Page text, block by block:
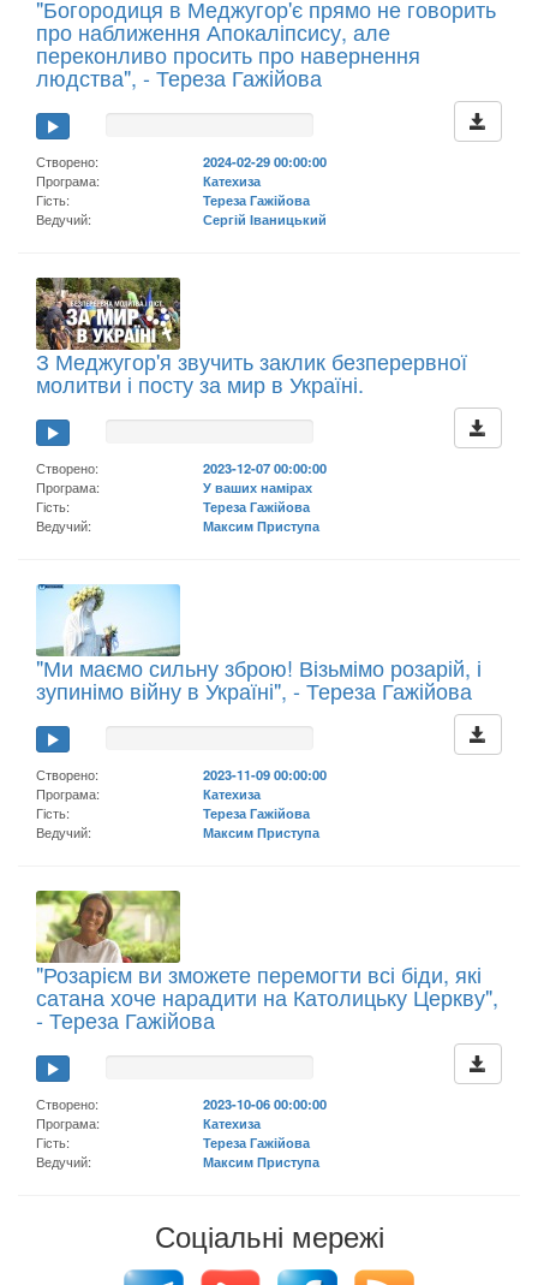
"Богородиця в Меджугор'є прямо не говорить
про наближення Апокаліпсису, але
переконливо просить про навернення
людства", - Тереза Гажійова
Створено:
2024-02-29 00:00:00
Програма:
Катехиза
Гість:
Тереза Гажійова
Ведучий:
Сергій Іваницький
З Меджугор'я звучить заклик безперервної
молитви і посту за мир в Україні.
Створено:
2023-12-07 00:00:00
Програма:
У ваших намірах
Гість:
Тереза Гажійова
Ведучий:
Максим Приступа
"Ми маємо сильну зброю! Візьмімо розарій, і
зупинімо війну в Україні", - Тереза Гажійова
Створено:
2023-11-09 00:00:00
Програма:
Катехиза
Гість:
Тереза Гажійова
Ведучий:
Максим Приступа
"Розарієм ви зможете перемогти всі біди, які
сатана хоче нарадити на Католицьку Церкву",
- Тереза Гажійова
Створено:
2023-10-06 00:00:00
Програма:
Катехиза
Гість:
Тереза Гажійова
Ведучий:
Максим Приступа
Соціальні мережі